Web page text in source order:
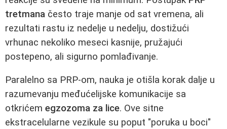
tretmana često traje manje od sat vremena, ali
rezultati rastu iz nedelje u nedelju, dostižući
vrhunac nekoliko meseci kasnije, pružajući
postepeno, ali sigurno pomlađivanje.
Paralelno sa PRP-om, nauka je otišla korak dalje u
razumevanju međućelijske komunikacije sa
otkrićem egzozoma za lice. Ove sitne
ekstracelularne vezikule su poput "poruka u boci"